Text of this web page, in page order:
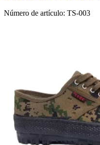
Número de artículo: TS-003